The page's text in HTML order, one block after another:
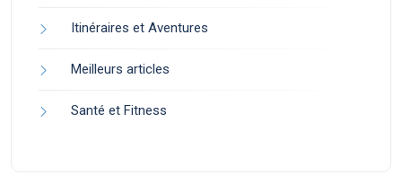
Itinéraires et Aventures
Meilleurs articles
Santé et Fitness